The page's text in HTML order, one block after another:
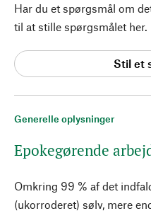
Generelle oplysninger
Epokegørende
Omkring 99 % af det
(ukorroderet) sølv, mere
Har du et spørgsmål om
til at stille spørgsmålet
Stil et